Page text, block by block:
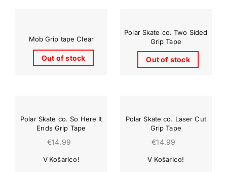
Mob Grip tape Clear
Out of stock
Polar Skate co. Two Sided
Grip Tape
Out of stock
Polar Skate co. So Here It
Ends Grip Tape
€14.99
Polar Skate co. Laser Cut
Grip Tape
€14.99